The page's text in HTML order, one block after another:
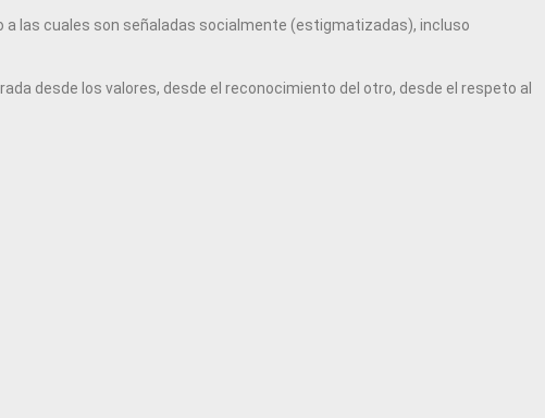
las cuales son señaladas socialmente (estigmatizadas), incluso
desde los valores, desde el reconocimiento del otro, desde el respeto al